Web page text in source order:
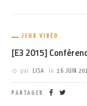
JEUX VIDÉO
[E3 2015]
par LISA le 16 JUIN
PARTAGER